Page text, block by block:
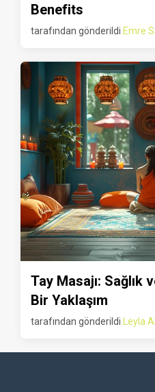
Benefits
tarafından gönderildi Emre
Tay Masajı: Sağlık
Bir Yaklaşım
tarafından gönderildi Leyla